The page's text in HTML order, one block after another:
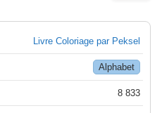
Livre Coloriage par Peksel
Alphabet
8 833